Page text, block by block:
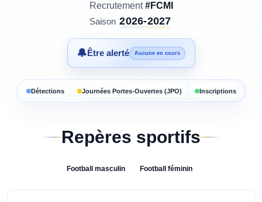
Recrutement#FCMI
Saison 2026-2027
🔔Être alerté Aucune en cours
Détections Journées Portes-Ouvertes (JPO) Inscriptions
Repères sportifs
Football masculin Football féminin